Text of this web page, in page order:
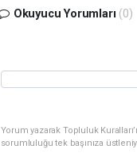
Okuyucu Yorumları (0)
Yorum yazarak Topluluk
sorumluluğu tek başınıza